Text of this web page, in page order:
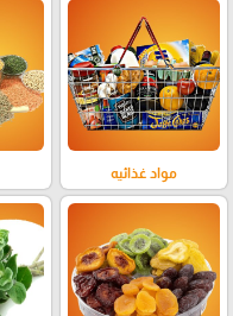
مواد غذائيه